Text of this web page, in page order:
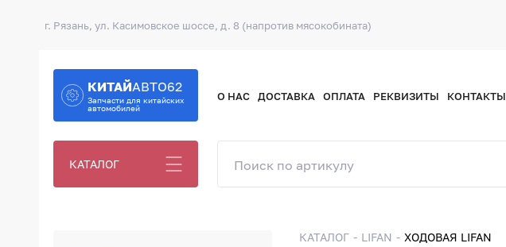
г. Рязань, ул. Касимовское шоссе, д. 8 (напротив мясокобината)
КИТАЙАВТО62
Запчасти для китайских
автомобилей
О НАС ДОСТАВКА ОПЛАТА РЕКВИЗИТЫ КОНТАКТЫ
КАТАЛОГ
КАТАЛОГ LIFAN ХОДОВАЯ LIFAN